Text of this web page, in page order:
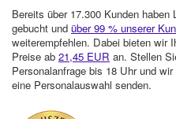
Bereits über 17.300 Kunden haben
gebucht und über 99 % unserer
weiterempfehlen. Dabei bieten wir
Preise ab 21,45 EUR an. Stellen
Personalanfrage bis 18 Uhr und
eine Personalauswahl senden.